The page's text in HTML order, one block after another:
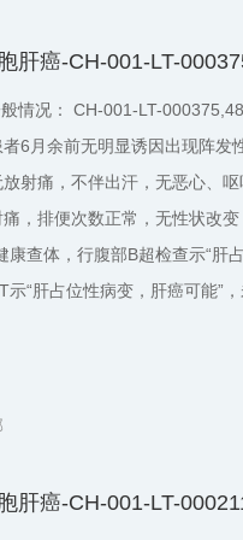
瘤治疗学、肿瘤病因学等提
肝癌-CH-001-LT-
情况： CH-001-LT-
者6月余前无明显诱因出现阵
放射痛，不伴出汗，无恶心、
痛，排便次数正常，无性状改
康查体，行腹部B超检查示“肝
示“肝占位性病变，肝癌可能”，
肝癌-CH-001-LT-